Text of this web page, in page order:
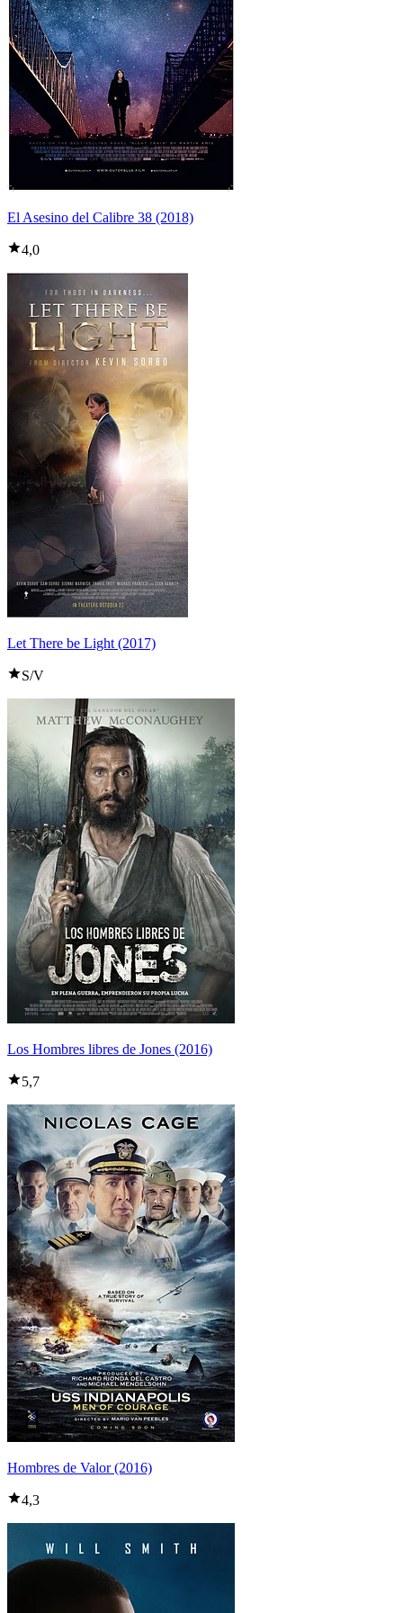
El Asesino del Calibre 38 (2018)
4,0
Let There be Light (2017)
S/V
Los Hombres libres de Jones (2016)
5,7
Hombres de Valor (2016)
4,3